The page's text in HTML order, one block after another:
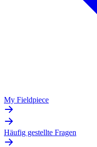
My Fieldpiece
Häufig gestellte Fragen